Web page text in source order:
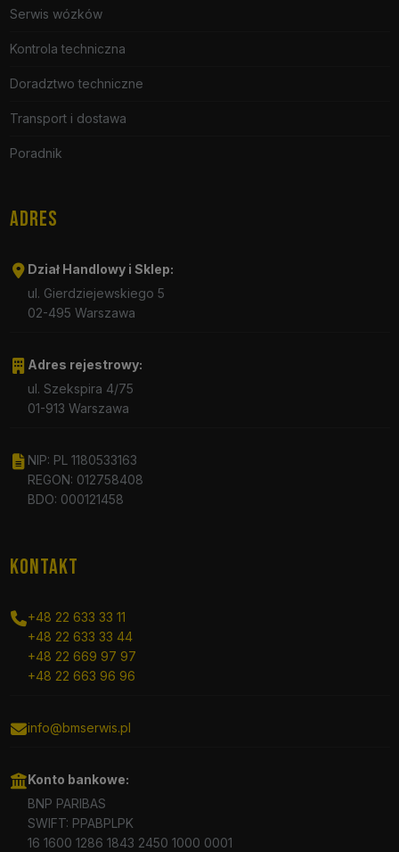
Serwis wózków
Kontrola techniczna
Doradztwo techniczne
Transport i dostawa
Poradnik
ADRES
Dział Handlowy i Sklep:
ul. Gierdziejewskiego 5
02-495 Warszawa
Adres rejestrowy:
ul. Szekspira 4/75
01-913 Warszawa
NIP: PL 1180533163
REGON: 012758408
BDO: 000121458
KONTAKT
+48 22 633 33 11
+48 22 633 33 44
+48 22 669 97 97
+48 22 663 96 96
info@bmserwis.pl
Konto bankowe:
BNP PARIBAS
SWIFT: PPABPLPK
16 1600 1286 1843 2450 1000 0001